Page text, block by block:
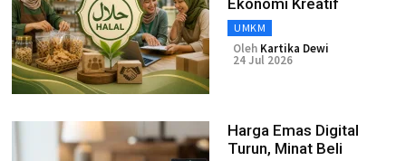
Ekonomi Kreatif
UMKM
Oleh Kartika Dewi
24 Jul 2026
Harga Emas Digital
Turun, Minat Beli